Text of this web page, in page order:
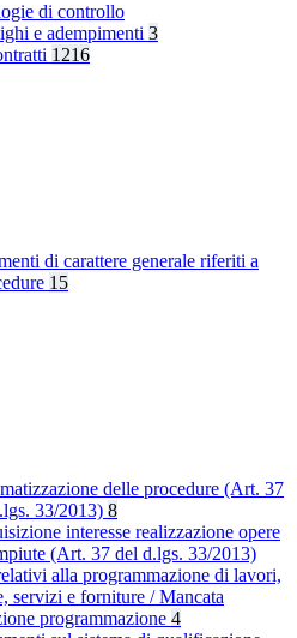
di controllo
e adempimenti 3
1216
di carattere generale riferiti a
15
delle procedure (Art. 37
33/2013) 8
interesse realizzazione opere
(Art. 37 del d.lgs. 33/2013)
alla programmazione di lavori,
servizi e forniture / Mancata
programmazione 4